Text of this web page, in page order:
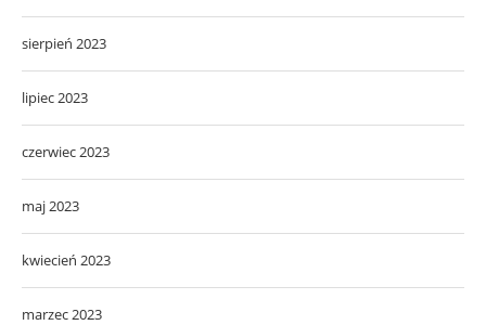
sierpień 2023
lipiec 2023
czerwiec 2023
maj 2023
kwiecień 2023
marzec 2023